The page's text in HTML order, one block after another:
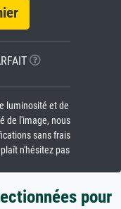
luminosité et de
de l'image, nous
sans frais
n'hésitez pas
pour